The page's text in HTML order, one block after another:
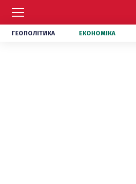
ГЕОПОЛІТИКА ЕКОНОМІКА